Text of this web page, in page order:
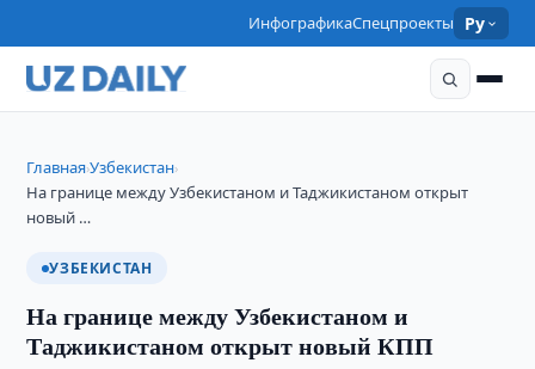
ИнфографикаСпецпроекты Ру
Главная›Узбекистан›
На границе между Узбекистаном и Таджикистаном открыт
новый …
УЗБЕКИСТАН
На границе между Узбекистаном и
Таджикистаном открыт новый КПП